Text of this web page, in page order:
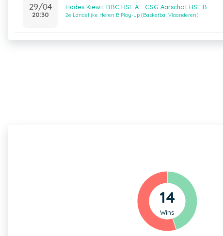
29/04
20:30
Hades Kiewit BBC HSE A - GSG Aarschot HSE B
2e Landelijke Heren B Play-up (Basketbal Vlaanderen)
14
Wins